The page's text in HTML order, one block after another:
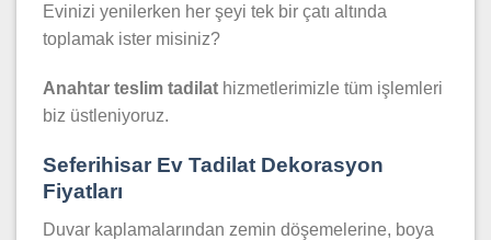
Evinizi yenilerken her şeyi tek bir çatı altında
toplamak ister misiniz?
Anahtar teslim tadilat hizmetlerimizle tüm işlemleri
biz üstleniyoruz.
Seferihisar Ev Tadilat Dekorasyon
Fiyatları
Duvar kaplamalarından zemin döşemelerine, boya